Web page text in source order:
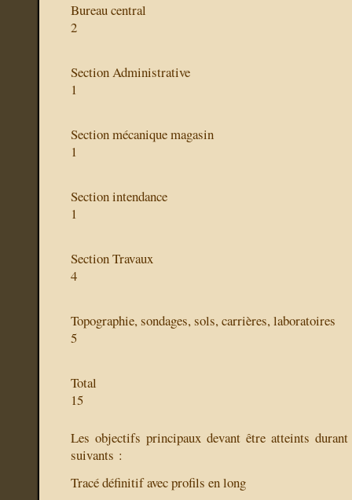
Bureau central
2
Section Administrative
1
Section mécanique magasin
1
Section intendance
1
Section Travaux
4
Topographie, sondages, sols, carrières, laboratoires
5
Total
15
Les objectifs principaux devant être atteints durant
suivants :
Tracé définitif avec profils en long